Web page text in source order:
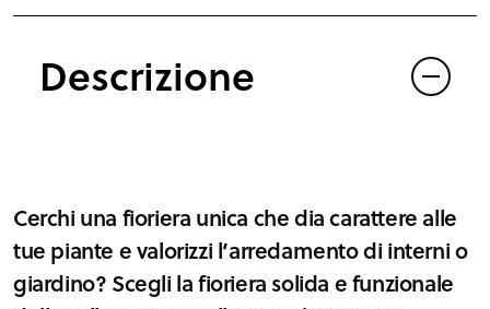
c
t
i
t
Descrizione
Cerchi una fioriera unica che dia carattere alle
tue piante e valorizzi l’arredamento di interni o
giardino? Scegli la fioriera solida e funzionale